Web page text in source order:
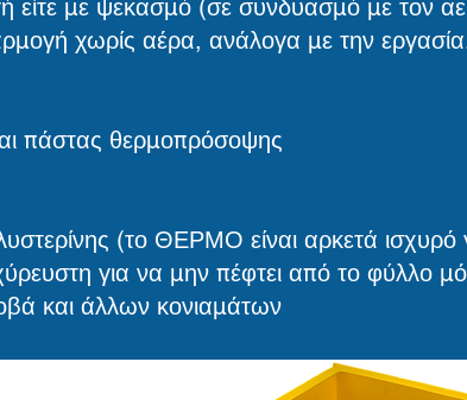
είτε με ψεκασμό (σε συνδυασμό με τον
χωρίς αέρα, ανάλογα με την
πάστας θερμοπρόσοψης
(το ΘΕΡΜΟ είναι αρκετά ισχυρό
για να μην πέφτει από το φύλλο
και άλλων κονιαμάτων